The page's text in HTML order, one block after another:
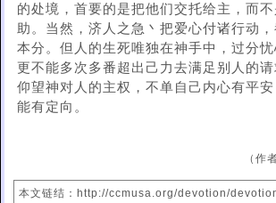
的处境，首要的是把他们交托给主，而
助。当然，济人之急丶把爱心付诸行动
本分。但人的生死唯独在神手中，过分忧
更不能多次多番超出己力去满足别人的
仰望神对人的主权，不单自己内心有平
能有定向。
（作
本文链结：http://ccmusa.org/devotion/